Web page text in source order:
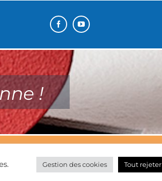
!
Gestion des cookies Tout rejeter